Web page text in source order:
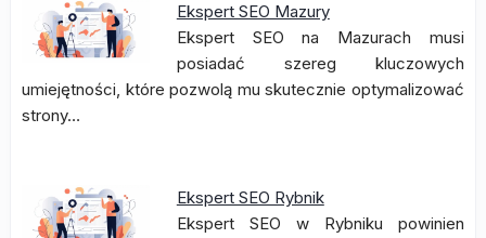
Ekspert SEO Mazury
Ekspert SEO na Mazurach musi
posiadać szereg kluczowych
umiejętności, które pozwolą mu skutecznie optymalizować
strony…
Ekspert SEO Rybnik
Ekspert SEO w Rybniku powinien